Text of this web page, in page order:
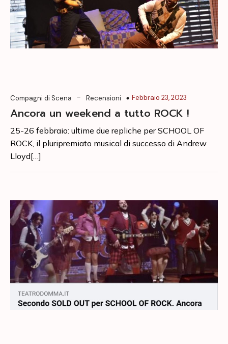
Compagni di Scena - Recensioni Febbraio 23, 2023
Ancora un weekend a tutto ROCK !
25-26 febbraio: ultime due repliche per SCHOOL OF
ROCK, il pluripremiato musical di successo di Andrew
Lloyd[…]